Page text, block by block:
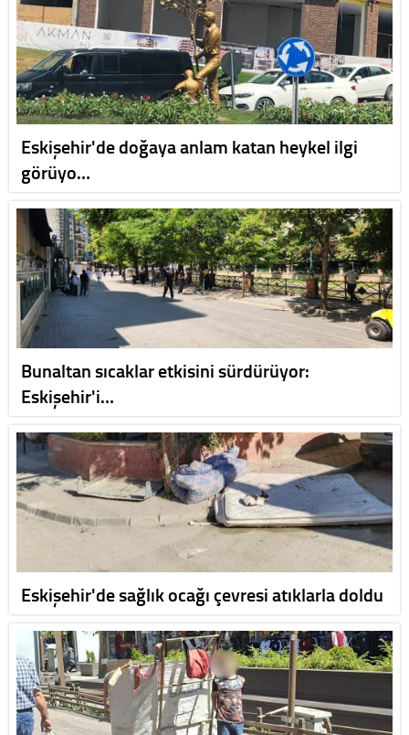
Eskişehir'de doğaya anlam katan heykel ilgi
görüyo…
Bunaltan sıcaklar etkisini sürdürüyor:
Eskişehir'i…
Eskişehir'de sağlık ocağı çevresi atıklarla doldu